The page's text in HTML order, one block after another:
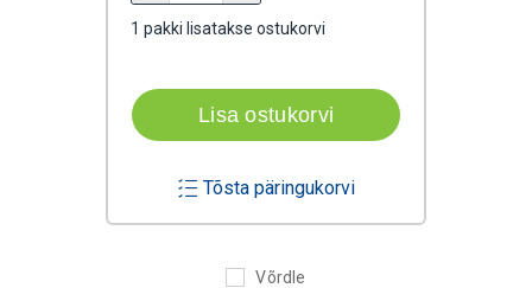
1 pakki lisatakse ostukorvi
Lisa ostukorvi
Tõsta päringukorvi
Võrdle